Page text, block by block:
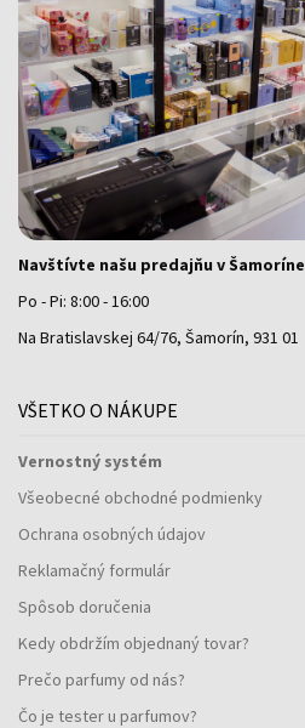
Navštívte našu predajňu v Šamoríne
Po - Pi: 8:00 - 16:00
Na Bratislavskej 64/76, Šamorín, 931 01
VŠETKO O NÁKUPE
Vernostný systém
Všeobecné obchodné podmienky
Ochrana osobných údajov
Reklamačný formulár
Spôsob doručenia
Kedy obdržím objednaný tovar?
Prečo parfumy od nás?
Čo je tester u parfumov?